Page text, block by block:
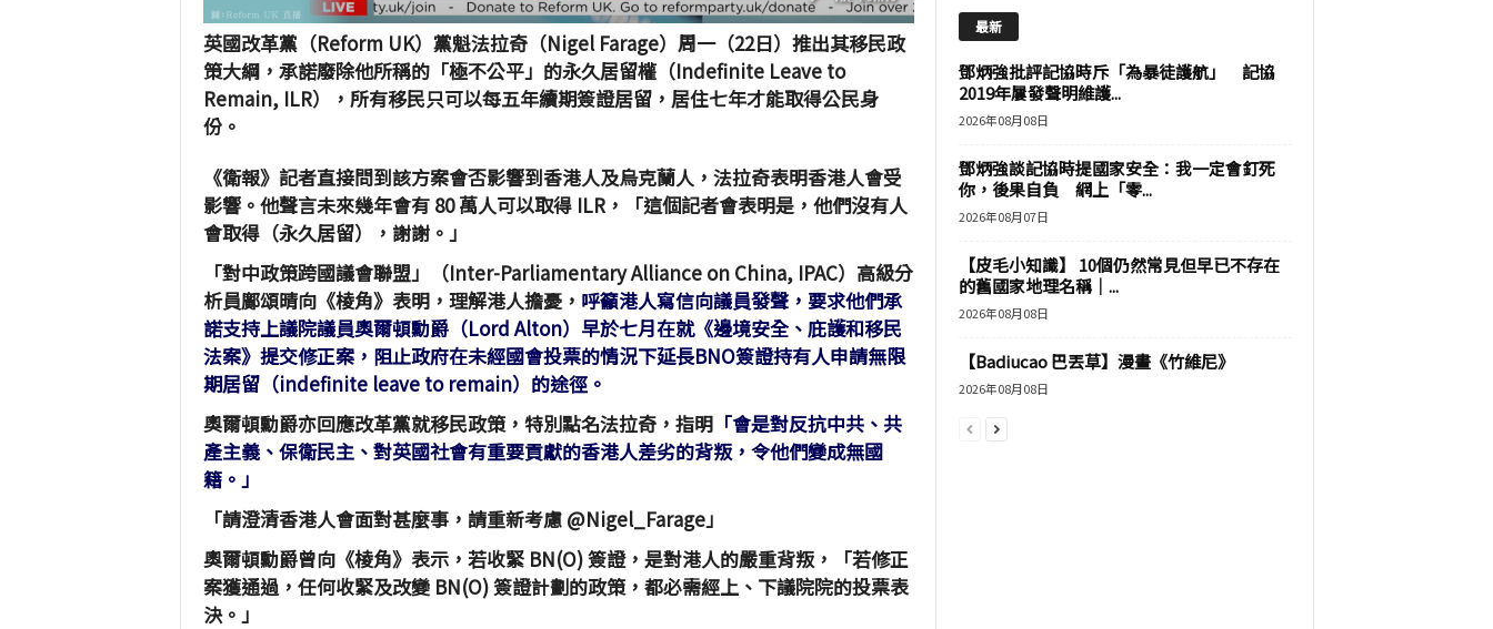
英國改革黨（Reform UK）黨魁法拉奇（Nigel Farage）周一（22日）推出其移民政
策大綱，承諾廢除他所稱的「極不公平」的永久居留權（Indefinite Leave to
Remain, ILR），所有移民只可以每五年續期簽證居留，居住七年才能取得公民身
份。
《衛報》記者直接問到該方案會否影響到香港人及烏克蘭人，法拉奇表明香港人會受
影響。他聲言未來幾年會有 80 萬人可以取得 ILR，「這個記者會表明是，他們沒有人
會取得（永久居留），謝謝。」
「對中政策跨國議會聯盟」（Inter-Parliamentary Alliance on China, IPAC）高級分
析員鄺頌晴向《棱角》表明，理解港人擔憂， 呼籲港人寫信向議員發聲，要求他們承
諾支持上議院議員奧爾頓勳爵（Lord Alton）早於七月在就《邊境安全、庇護和移民
法案》提交修正案，阻止政府在未經國會投票的情況下延長BNO簽證持有人申請無限
期居留（indefinite leave to remain）的途徑。
奧爾頓勳爵亦回應改革黨就移民政策，特別點名法拉奇，指明「會是對反抗中共、共
產主義、保衛民主、對英國社會有重要貢獻的香港人差劣的背叛，令他們變成無國
籍。」
「請澄清香港人會面對甚麼事，請重新考慮 @Nigel_Farage」
奧爾頓勳爵曾向《棱角》表示，若收緊 BN(O) 簽證，是對港人的嚴重背叛，「若修正
案獲通過，任何收緊及改變 BN(O) 簽證計劃的政策，都必需經上、下議院院的投票表
決。」
最新
鄧炳強批評記協時斥「為暴徒護航」 記協
2019年屢發聲明維護...
2026年08月08日
鄧炳強談記協時提國家安全：我一定會釘死
你，後果自負 網上「零...
2026年08月07日
【皮毛小知識】 10個仍然常見但早已不存在
的舊國家地理名稱｜...
2026年08月08日
【Badiucao 巴丟草】漫畫《竹維尼》
2026年08月08日